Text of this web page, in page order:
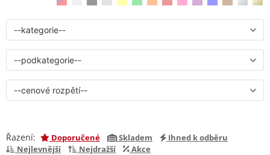
Řazení: Doporučené Skladem
Ihned k odběru
Nejlevnější
Nejdražší Akce